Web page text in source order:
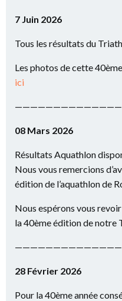
7 Juin 2026
Tous les résultats du
Les photos de cette
ici
08 Mars 2026
Résultats Aquathlon
Nous vous remercions
édition de l’aquathlon de
Nous espérons vous
la 40ème édition de notre
28 Février 2026
Pour la 40ème année